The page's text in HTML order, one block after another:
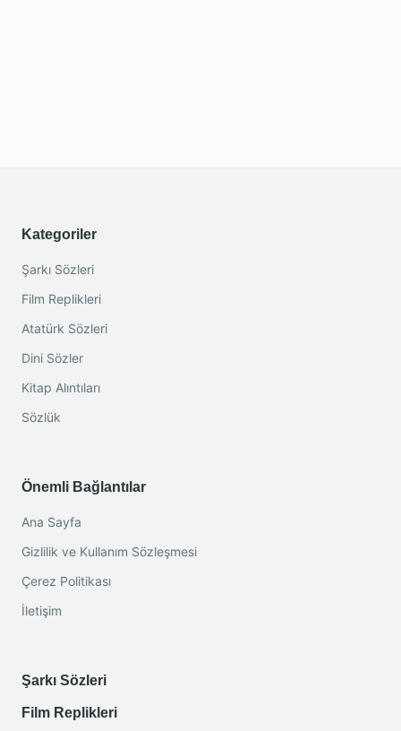
Kategoriler
Şarkı Sözleri
Film Replikleri
Atatürk Sözleri
Dini Sözler
Kitap Alıntıları
Sözlük
Önemli Bağlantılar
Ana Sayfa
Gizlilik ve Kullanım Sözleşmesi
Çerez Politikası
İletişim
Şarkı Sözleri
Film Replikleri